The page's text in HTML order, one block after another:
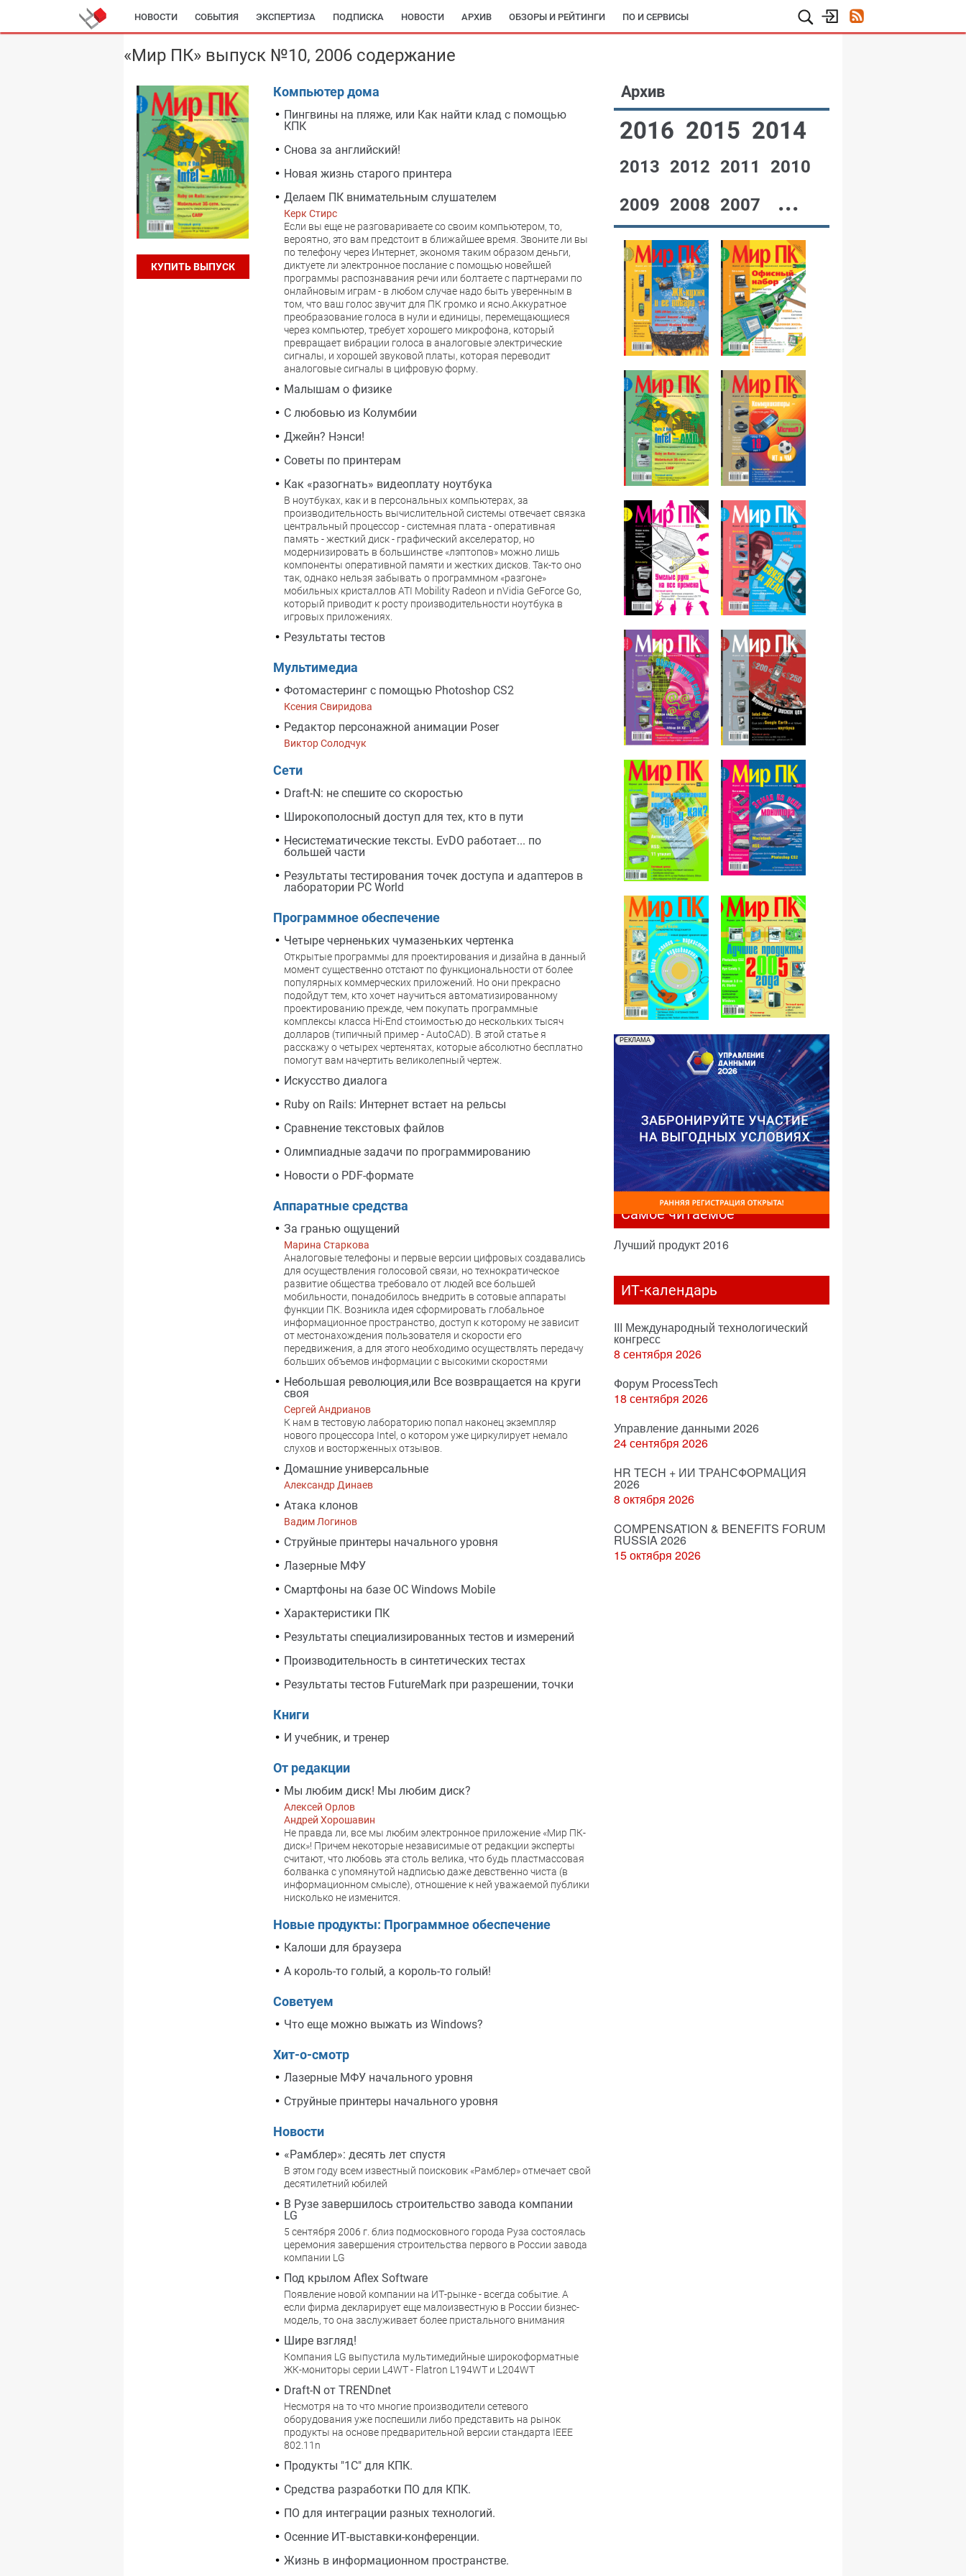
НОВОСТИ СОБЫТИЯ ЭКСПЕРТИЗА ПОДПИСКА НОВОСТИ АРХИВ ОБЗОРЫ И РЕЙТИНГИ ПО И СЕРВИСЫ
«Мир ПК» выпуск №10, 2006 содержание
КУПИТЬ ВЫПУСК
Компьютер дома
Пингвины на пляже, или Как найти клад с помощью
КПК
Снова за английский!
Новая жизнь старого принтера
Делаем ПК внимательным слушателем
Керк Стирс
Если вы еще не разговариваете со своим компьютером, то,
вероятно, это вам предстоит в ближайшее время. Звоните ли вы
по телефону через Интернет, экономя таким образом деньги,
диктуете ли электронное послание с помощью новейшей
программы распознавания речи или болтаете с партнерами по
онлайновым играм - в любом случае надо быть уверенным в
том, что ваш голос звучит для ПК громко и ясно.Аккуратное
преобразование голоса в нули и единицы, перемещающиеся
через компьютер, требует хорошего микрофона, который
превращает вибрации голоса в аналоговые электрические
сигналы, и хорошей звуковой платы, которая переводит
аналоговые сигналы в цифровую форму.
Малышам о физике
С любовью из Колумбии
Джейн? Нэнси!
Советы по принтерам
Как «разогнать» видеоплату ноутбука
В ноутбуках, как и в персональных компьютерах, за
производительность вычислительной системы отвечает связка
центральный процессор - системная плата - оперативная
память - жесткий диск - графический акселератор, но
модернизировать в большинстве «лэптопов» можно лишь
компоненты оперативной памяти и жестких дисков. Так-то оно
так, однако нельзя забывать о программном «разгоне»
мобильных кристаллов ATI Mobility Radeon и nVidia GeForce Go,
который приводит к росту производительности ноутбука в
игровых приложениях.
Результаты тестов
Мультимедиа
Фотомастеринг с помощью Photoshop CS2
Ксения Свиридова
Редактор персонажной анимации Poser
Виктор Солодчук
Сети
Draft-N: не спешите со скоростью
Широкополосный доступ для тех, кто в пути
Несистематические тексты. EvDO работает... по
большей части
Результаты тестирования точек доступа и адаптеров в
лаборатории PC World
Программное обеспечение
Четыре черненьких чумазеньких чертенка
Открытые программы для проектирования и дизайна в данный
момент существенно отстают по функциональности от более
популярных коммерческих приложений. Но они прекрасно
подойдут тем, кто хочет научиться автоматизированному
проектированию прежде, чем покупать программные
комплексы класса Hi-End стоимостью до нескольких тысяч
долларов (типичный пример - AutoCAD). В этой статье я
расскажу о четырех чертенятах, которые абсолютно бесплатно
помогут вам начертить великолепный чертеж.
Искусство диалога
Ruby on Rails: Интернет встает на рельсы
Сравнение текстовых файлов
Олимпиадные задачи по программированию
Новости о PDF-формате
Аппаратные средства
За гранью ощущений
Марина Старкова
Аналоговые телефоны и первые версии цифровых создавались
для осуществления голосовой связи, но технократическое
развитие общества требовало от людей все большей
мобильности, понадобилось внедрить в сотовые аппараты
функции ПК. Возникла идея сформировать глобальное
информационное пространство, доступ к которому не зависит
от местонахождения пользователя и скорости его
передвижения, а для этого необходимо осуществлять передачу
больших объемов информации с высокими скоростями
Небольшая революция,или Все возвращается на круги
своя
Сергей Андрианов
К нам в тестовую лабораторию попал наконец экземпляр
нового процессора Intel, о котором уже циркулирует немало
слухов и восторженных отзывов.
Домашние универсальные
Александр Динаев
Атака клонов
Вадим Логинов
Струйные принтеры начального уровня
Лазерные МФУ
Смартфоны на базе ОС Windows Mobile
Характеристики ПК
Результаты специализированных тестов и измерений
Производительность в синтетических тестах
Результаты тестов FutureMark при разрешении, точки
Книги
И учебник, и тренер
От редакции
Мы любим диск! Мы любим диск?
Алексей Орлов
Андрей Хорошавин
Не правда ли, все мы любим электронное приложение «Мир ПК-
диск»! Причем некоторые независимые от редакции эксперты
считают, что любовь эта столь велика, что будь пластмассовая
болванка с упомянутой надписью даже девственно чиста (в
информационном смысле), отношение к ней уважаемой публики
нисколько не изменится.
Новые продукты: Программное обеспечение
Калоши для браузера
А король-то голый, а король-то голый!
Советуем
Что еще можно выжать из Windows?
Хит-о-смотр
Лазерные МФУ начального уровня
Струйные принтеры начального уровня
Новости
«Рамблер»: десять лет спустя
В этом году всем известный поисковик «Рамблер» отмечает свой
десятилетний юбилей
В Рузе завершилось строительство завода компании
LG
5 сентября 2006 г. близ подмосковного города Руза состоялась
церемония завершения строительства первого в России завода
компании LG
Под крылом Aflex Software
Появление новой компании на ИТ-рынке - всегда событие. А
если фирма декларирует еще малоизвестную в России бизнес-
модель, то она заслуживает более пристального внимания
Шире взгляд!
Компания LG выпустила мультимедийные широкоформатные
ЖК-мониторы серии L4WT - Flatron L194WT и L204WT
Draft-N от TRENDnet
Несмотря на то что многие производители сетевого
оборудования уже поспешили либо представить на рынок
продукты на основе предварительной версии стандарта IEEE
802.11n
Продукты "1С" для КПК.
Средства разработки ПО для КПК.
ПО для интеграции разных технологий.
Осенние ИТ-выставки-конференции.
Жизнь в информационном пространстве.
Архив
2016 2015 2014
2013 2012 2011
2010
2009 2008 2007 ...
№12,2006 №11,2006
№10,2006 №09,2006
№08,2006 №07,2006
№06,2006 №05,2006
№04,2006 №03,2006
№02,2006 №01,2006
РЕКЛАМА
Самое читаемое
Лучший продукт 2016
ИТ-календарь
III Международный технологический
конгресс
8 сентября 2026
Форум ProcessTech
18 сентября 2026
Управление данными 2026
24 сентября 2026
HR TECH + ИИ ТРАНСФОРМАЦИЯ
2026
8 октября 2026
COMPENSATION & BENEFITS FORUM
RUSSIA 2026
15 октября 2026